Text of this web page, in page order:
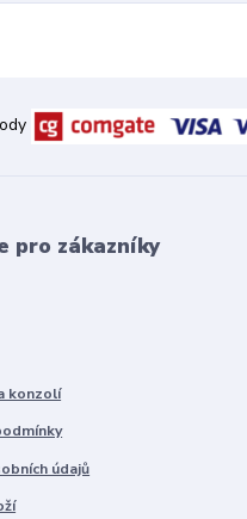
pro zákazníky
konzolí
údajů